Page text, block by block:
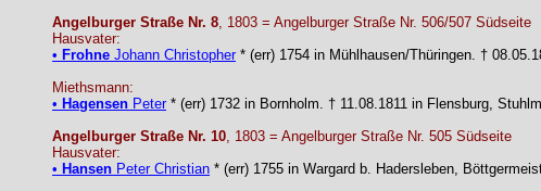
Angelburger Straße Nr. 8, 1803 = Angelburger Straße Nr. 506/507 Südseite
Hausvater:
• Frohne Johann Christopher * (err) 1754 in Mühlhausen/Thüringen. †
Miethsmann:
• Hagensen Peter * (err) 1732 in Bornholm. † 11.08.1811 in Flensburg,
Angelburger Straße Nr. 10, 1803 = Angelburger Straße Nr. 505 Südseite
Hausvater:
• Hansen Peter Christian * (err) 1755 in Wargard b. Hadersleben,